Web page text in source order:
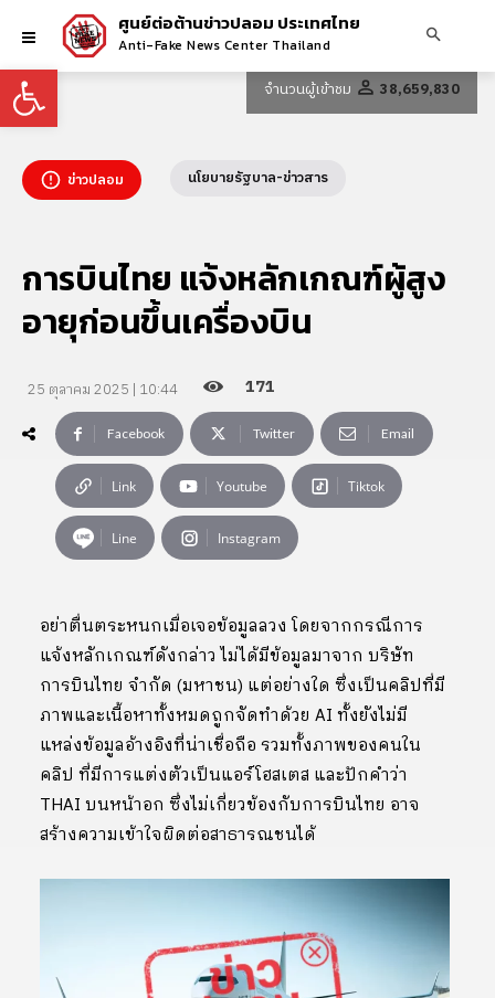
Open toolbar
ศูนย์ต่อต้านข่าวปลอม ประเทศไทย
Anti-Fake News Center Thailand
จำนวนผู้เข้าชม 38,659,830
ข่าวปลอม นโยบายรัฐบาล-ข่าวสาร
การบินไทย แจ้งหลักเกณฑ์ผู้สูง
อายุก่อนขึ้นเครื่องบิน
25 ตุลาคม 2025 | 10:44 171
Facebook Twitter Email
Link Youtube Tiktok
Line Instagram
อย่าตื่นตระหนกเมื่อเจอข้อมูลลวง โดยจากกรณีการ
แจ้งหลักเกณฑ์ดังกล่าว ไม่ได้มีข้อมูลมาจาก บริษัท
การบินไทย จำกัด (มหาชน) แต่อย่างใด ซึ่งเป็นคลิปที่มี
ภาพและเนื้อหาทั้งหมดถูกจัดทำด้วย AI ทั้งยังไม่มี
แหล่งข้อมูลอ้างอิงที่น่าเชื่อถือ รวมทั้งภาพของคนใน
คลิป ที่มีการแต่งตัวเป็นแอร์โฮสเตส และปักคำว่า
THAI บนหน้าอก ซึ่งไม่เกี่ยวข้องกับการบินไทย อาจ
สร้างความเข้าใจผิดต่อสาธารณชนได้